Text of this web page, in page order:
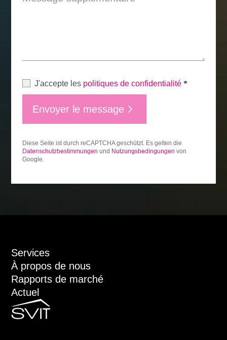
J'accepte les politiques de confidentialité *
Envoyer le message
Diese Seite ist durch reCAPTCHA geschützt. Es gelten die
Datenschutzbestimmungen und Nutzungsbedingungen von
Google.
Services
À propos de nous
Rapports de marché
Actuel